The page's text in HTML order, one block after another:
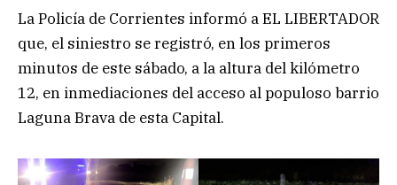
La Policía de Corrientes informó a EL LIBERTADOR
que, el siniestro se registró, en los primeros
minutos de este sábado, a la altura del kilómetro
12, en inmediaciones del acceso al populoso barrio
Laguna Brava de esta Capital.